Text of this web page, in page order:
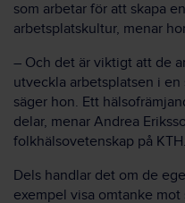
som arbetar för att skapa
arbetsplatskultur, menar
– Och det är viktigt att de
utveckla arbetsplatsen i
säger hon. Ett
delar, menar Andrea
folkhälsovetenskap på KTH.
Dels handlar det om de
exempel visa omtanke